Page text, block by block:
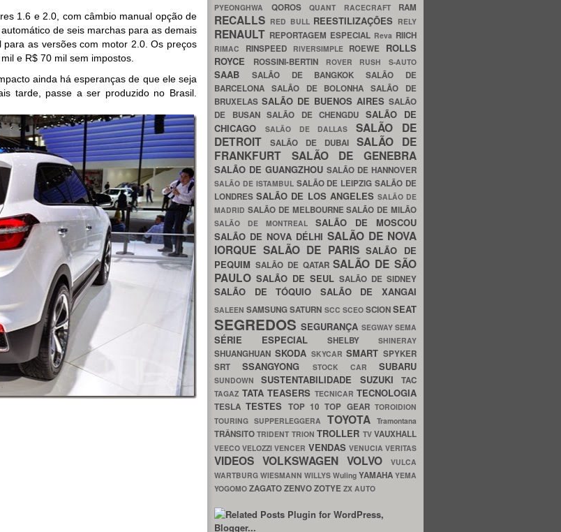
1.6 e 2.0, com câmbio manual opção de
de seis marchas para as demais
as versões com motor 2.0. Os preços
e R$ 70 mil sem impostos.
ainda há esperanças de que ele seja
tarde, passe a ser produzido no Brasil.
PYEONGHWA QOROS QUANT RACECRAFT RAM
RECALLS RED BULL REESTILIZAÇÕES RELY
RENAULT REPORTAGEM ESPECIAL Reva RIICH
RIMAC RINSPEED RIVERSIMPLE ROEWE ROLLS
ROYCE
ROSSINI-BERTIN ROVER RUSH S-AUTO
SAAB SALÃO DE BANGKOKSALÃO DE
BARCELONA SALÃO DE BOLONHASALÃO DE
BRUXELAS SALÃO DE BUENOS AIRES SALÃO
DE BUSAN SALÃO DE CHENGDU SALÃO DE
CHICAGO
SALÃO DE DALLASSALÃO DE
DETROIT
SALÃO DE DUBAI SALÃO DE
FRANKFURT SALÃO DE GENEBRA
SALÃO DE GUANGZHOU SALÃO DE HANNOVER
SALÃO DE ISTAMBUL SALÃO DE LEIPZIGSALÃO DE
LONDRESSALÃO DE LOS ANGELES SALÃO DE
MADRID SALÃO DE MELBOURNESALÃO DE MILÃO
SALÃO DE MONTREAL SALÃO DE MOSCOU
SALÃO DE NOVA DÉLHI SALÃO DE NOVA
IORQUE SALÃO DE PARISSALÃO DE
PEQUIM SALÃO DE QATARSALÃO DE SÃO
PAULO SALÃO DE SEUL SALÃO DE SIDNEY
SALÃO DE TÓQUIO SALÃO DE XANGAI
SALEENSAMSUNGSATURN SCC SCEO SCIONSEAT
SEGREDOSSEGURANÇA SEGWAYSEMA
SÉRIE ESPECIAL SHELBY SHINERAY
SHUANGHUAN SKODA SKYCARSMART SPYKER
SRTSSANGYONG STOCK CAR SUBARU
SUNDOWNSUSTENTABILIDADE SUZUKITAC
TAGAZ TATA TEASERS TECNICAR TECNOLOGIA
TESLATESTES TOP 10TOP GEARTOROIDION
TOURING SUPPERLEGGERA TOYOTATramontana
TRÂNSITOTRIDENT TRIONTROLLER TVVAUXHALL
VEECOVELOZZIVENCER VENDAS VENUCIAVERITAS
VIDEOS VOLKSWAGEN VOLVO
VULCA
WARTBURG WIESMANN WILLYS Wuling YAMAHA YEMA
YOGOMO ZAGATOZENVOZOTYE ZX AUTO